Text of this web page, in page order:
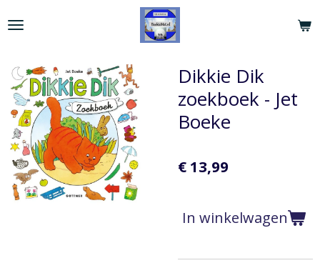
direct
de
hoofdinhoud
Dikkie Dik
zoekboek - Jet
Boeke
€ 13,99
In winkelwagen